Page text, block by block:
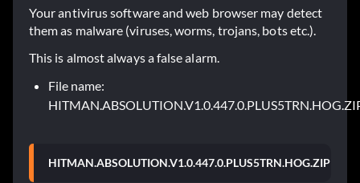
Your antivirus software and web browser may detect
them as malware (viruses, worms, trojans, bots etc.).
This is almost always a false alarm.
File name:
HITMAN.ABSOLUTION.V1.0.447.0.PLUS5TRN.HOG.ZIP